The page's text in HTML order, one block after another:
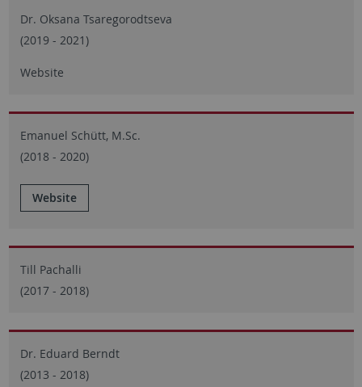
Dr. Oksana Tsaregorodtseva
(2019 - 2021)
Website
Emanuel Schütt, M.Sc.
(2018 - 2020)
Website
Till Pachalli
(2017 - 2018)
Dr. Eduard Berndt
(2013 - 2018)